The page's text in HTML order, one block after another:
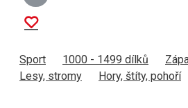
Sport 1000 - 1499 dílků
Lesy, stromy
Hory, štíty, pohoří